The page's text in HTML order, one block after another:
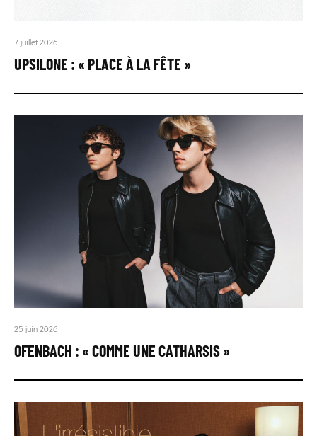
7 juillet 2026
UPSILONE : « PLACE À LA FÊTE »
25 juin 2026
OFENBACH : « COMME UNE CATHARSIS »